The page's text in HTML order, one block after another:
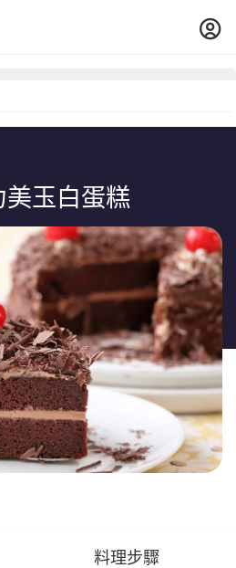
玉白蛋糕
料理步驟